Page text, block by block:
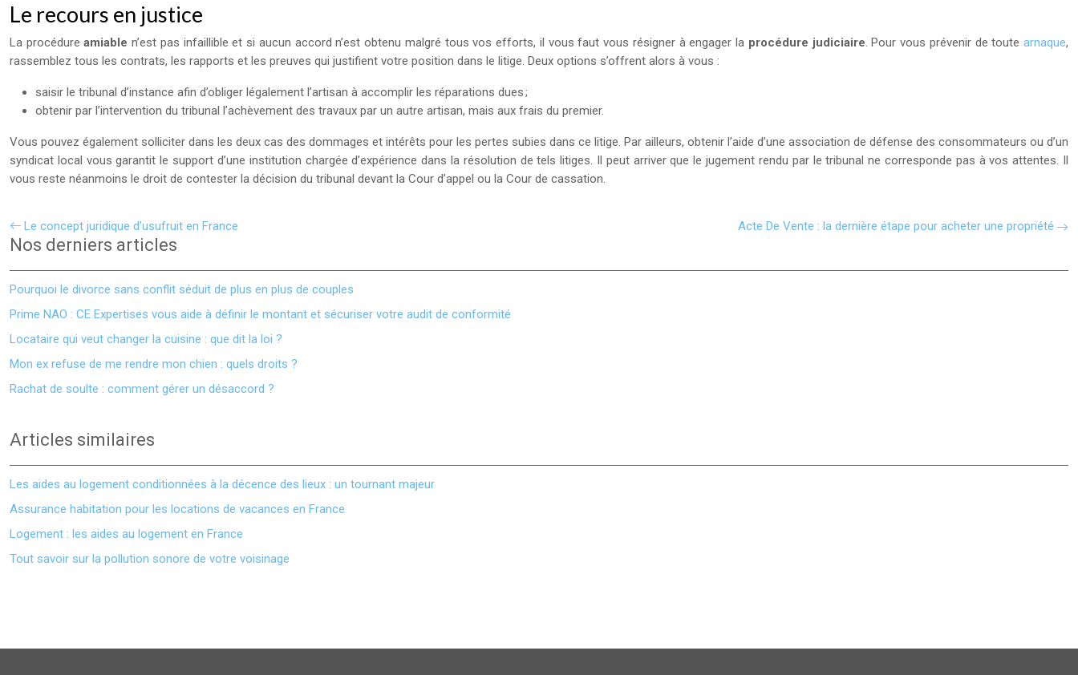
Le recours en justice
La procédureamiable n’est pas infaillible et si aucun accord n’est obtenu malgré tous vos efforts, il vous faut vous résigner à engager la procédure judiciaire. Pour vous prévenir de toutearnaque,
rassemblez tous les contrats, les rapports et les preuves qui justifient votre position dans le litige. Deux options s’offrent alors à vous :
saisir le tribunal d’instance afin d’obliger légalement l’artisan à accomplir les réparations dues ;
obtenir par l’intervention du tribunal l’achèvement des travaux par un autre artisan, mais aux frais du premier.
Vous pouvez également solliciter dans les deux cas des dommages et intérêts pour les pertes subies dans ce litige. Par ailleurs, obtenir l’aide d’une association de défense des consommateurs ou d’un
syndicat local vous garantit le support d’une institution chargée d’expérience dans la résolution de tels litiges. Il peut arriver que le jugement rendu par le tribunal ne corresponde pas à vos attentes. Il
vous reste néanmoins le droit de contester la décision du tribunal devant la Cour d’appel ou la Cour de cassation.
Le concept juridique d’usufruit en France Acte De Vente : la dernière étape pour acheter une propriété
Nos derniers articles
Pourquoi le divorce sans conflit séduit de plus en plus de couples
Prime NAO : CE Expertises vous aide à définir le montant et sécuriser votre audit de conformité
Locataire qui veut changer la cuisine : que dit la loi ?
Mon ex refuse de me rendre mon chien : quels droits ?
Rachat de soulte : comment gérer un désaccord ?
Articles similaires
Les aides au logement conditionnées à la décence des lieux : un tournant majeur
Assurance habitation pour les locations de vacances en France
Logement : les aides au logement en France
Tout savoir sur la pollution sonore de votre voisinage